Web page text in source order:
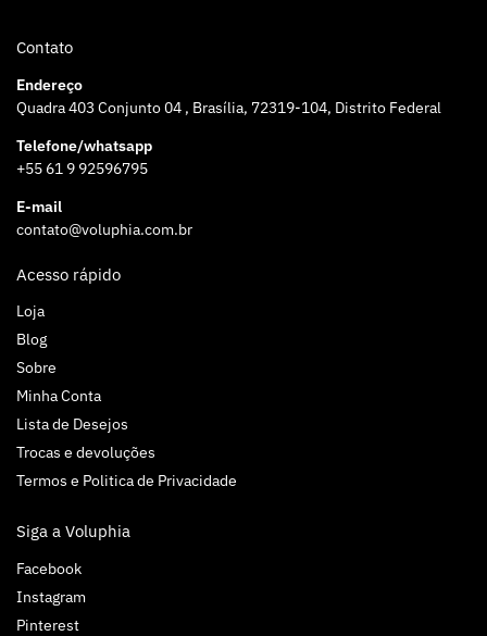
Contato
Endereço
Quadra 403 Conjunto 04 , Brasília, 72319-104, Distrito Federal
Telefone/whatsapp
+55 61 9 92596795
E-mail
contato@voluphia.com.br
Acesso rápido
Loja
Blog
Sobre
Minha Conta
Lista de Desejos
Trocas e devoluções
Termos e Politica de Privacidade
Siga a Voluphia
Facebook
Instagram
Pinterest